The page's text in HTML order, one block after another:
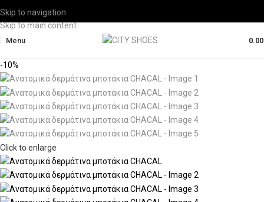
Skip to navigation
Skip to main content
Menu
-10%
Click to enlarge